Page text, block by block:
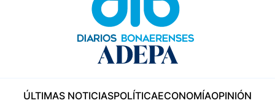
ÚLTIMAS NOTICIASPOLÍTICAECONOMÍAOPINIÓN